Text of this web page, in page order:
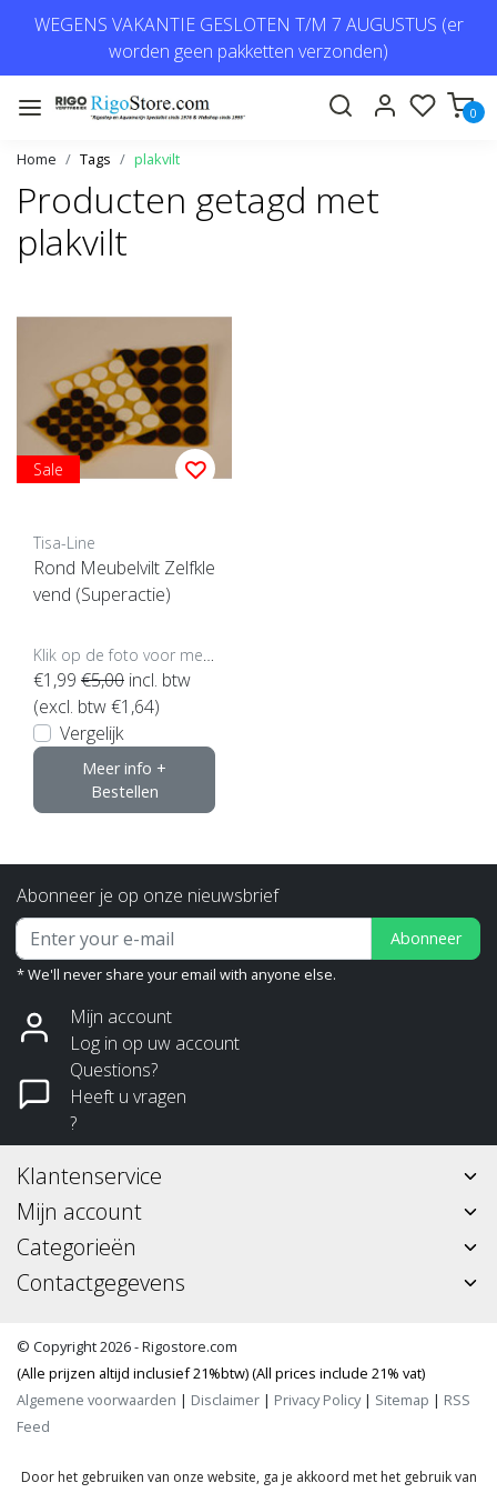
WEGENS VAKANTIE GESLOTEN T/M 7 AUGUSTUS (er
worden geen pakketten verzonden)
0
Home Tags plakvilt
Producten getagd met
plakvilt
Sale
Tisa-Line
Rond Meubelvilt Zelfkle
vend (Superactie)
€1,99 €5,00 incl. btw
(excl. btw €1,64)
Vergelijk
Meer info +
Bestellen
Abonneer je op onze nieuwsbrief
Abonneer
* We'll never share your email with anyone else.
Mijn account
Log in op uw account
Questions?
Heeft u vragen
?
Klantenservice
Mijn account
Categorieën
Contactgegevens
© Copyright 2026 - Rigostore.com
(Alle prijzen altijd inclusief 21%btw) (All prices include 21% vat)
Algemene voorwaarden | Disclaimer | Privacy Policy| Sitemap | RSS
Feed
Door het gebruiken van onze website, ga je akkoord met het gebruik van